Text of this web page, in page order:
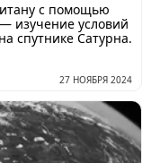
с помощью
изучение условий
спутнике Сатурна.
27 НОЯБРЯ 2024